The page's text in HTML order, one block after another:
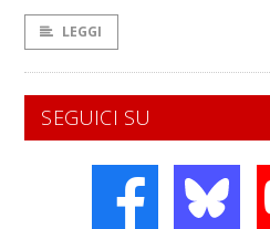
LEGGI
SEGUICI SU